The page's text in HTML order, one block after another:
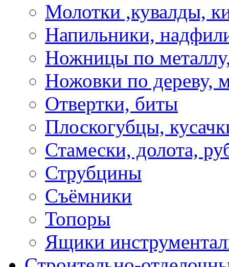
Молотки ,кувалды,
Напильники,
Ножницы по
Ножовки по дереву,
Отвертки, биты
Плоскогубцы,
Стамески, долота,
Струбцины
Съёмники
Топоры
Ящики